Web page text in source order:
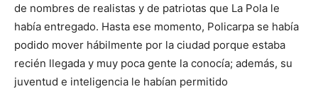
de nombres de realistas y de patriotas que La Pola le
había entregado. Hasta ese momento, Policarpa se había
podido mover hábilmente por la ciudad porque estaba
recién llegada y muy poca gente la conocía; además, su
juventud e inteligencia le habían permitido